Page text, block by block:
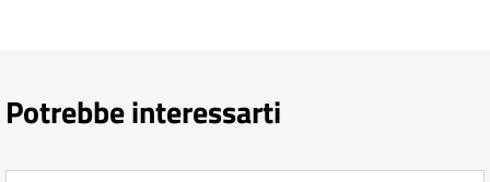
Potrebbe interessarti